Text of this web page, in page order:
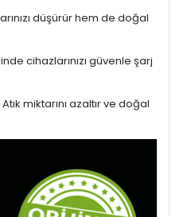
düşürür hem de doğal
cihazlarınızı güvenle şarj
miktarını azaltır ve doğal